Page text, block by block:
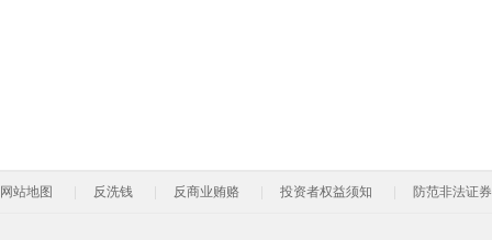
网站地图 反洗钱 反商业贿赂 投资者权益须知 防范非法证